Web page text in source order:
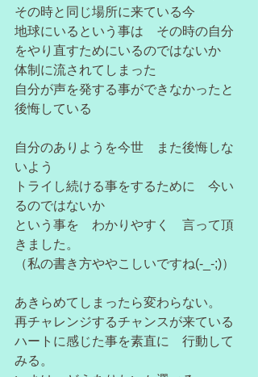
その時と同じ場所に来ている今
地球にいるという事は　その時の自分
をやり直すためにいるのではないか
体制に流されてしまった
自分が声を発する事ができなかったと
後悔している
自分のありようを今世　また後悔しな
いよう
トライし続ける事をするために　今い
るのではないか
という事を　わかりやすく　言って頂
きました。
（私の書き方ややこしいですね(-_-;)）
あきらめてしまったら変わらない。
再チャレンジするチャンスが来ている
ハートに感じた事を素直に　行動して
みる。